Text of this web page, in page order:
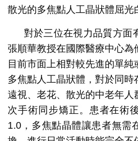
散光的多焦點人工晶狀體屈光
對於三位在視力品質方面
張順華教授在國際醫療中心為
目前市面上相對較先進的單純
多焦點人工晶狀體，對於同時
遠視、老花、散光的中老年人
次手術同步矯正。患者在術
1.0，多焦點晶體讓患者無需